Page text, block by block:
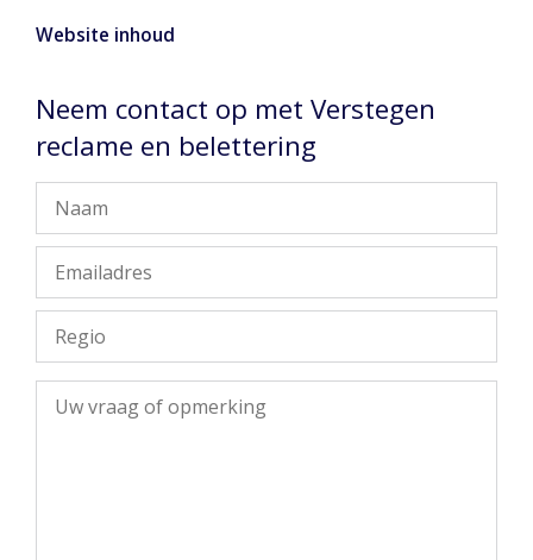
Website inhoud
Neem contact op met Verstegen
reclame en belettering